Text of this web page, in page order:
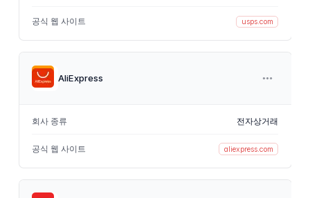
공식 웹 사이트 usps.com
AliExpress
회사 종류 전자상거래
공식 웹 사이트 aliexpress.com